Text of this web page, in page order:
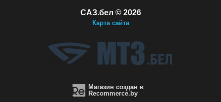
САЗ.бел © 2026
Карта сайта
Магазин создан в
Recommerce.by